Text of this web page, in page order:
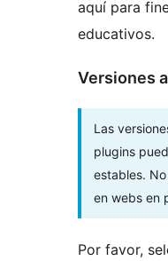
aquí para
educativos.
Versiones
Las
plugins
estables.
en webs en
Por favor,